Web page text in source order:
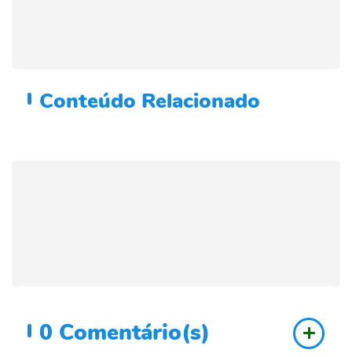
Conteúdo Relacionado
0 Comentário(s)